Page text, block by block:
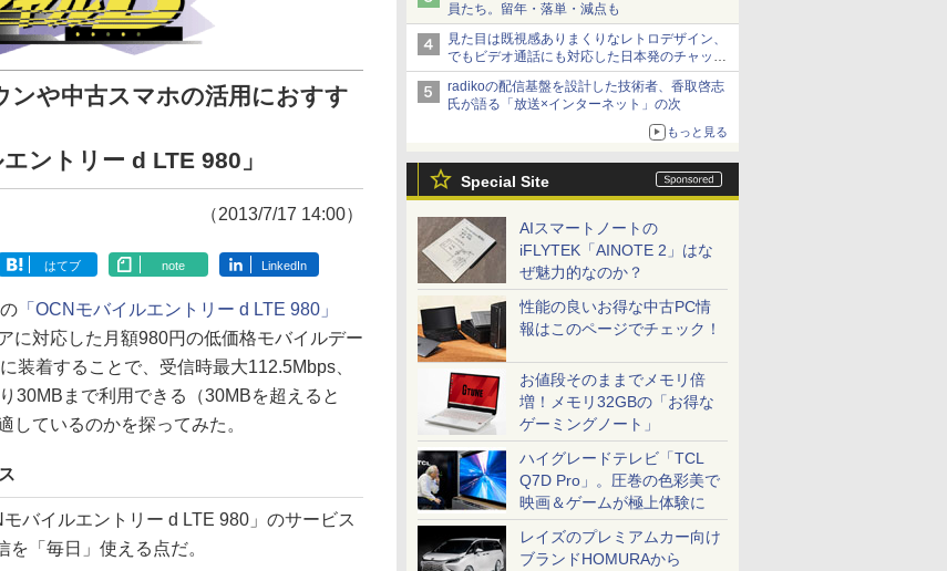
員たち。留年・落単・減点も
見た目は既視感ありまくりなレトロデザイン、
でもビデオ通話にも対応した日本発のチャット
アプリが登場【やじうまWatch】
radikoの配信基盤を設計した技術者、香取啓志
氏が語る「放送×インターネット」の次
もっと見る
Special Site
AIスマートノートの
iFLYTEK「AINOTE 2」はな
ぜ魅力的なのか？
性能の良いお得な中古PC情
報はこのページでチェック！
お値段そのままでメモリ倍
増！メモリ32GBの「お得な
ゲーミングノート」
ハイグレードテレビ「TCL
Q7D Pro」。圧巻の色彩美で
映画＆ゲームが極上体験に
レイズのプレミアムカー向け
ブランドHOMURAから
ンや中古スマホの活用におすす
ントリー d LTE 980」
（2013/7/17 14:00）
はてブ note LinkedIn
「OCNモバイルエントリー d LTE 980」
に対応した月額980円の低価格モバイルデー
装着することで、受信時最大112.5Mbps、
30MBまで利用できる（30MBを超えると
しているのかを探ってみた。
バイルエントリー d LTE 980」のサービス
「毎日」使える点だ。